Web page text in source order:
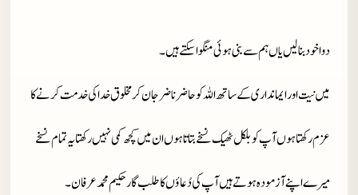
دوا خود بنا لیں یاں ہم سے بنی ہوئی منگوا سکتے ہیں۔
میں نیت اور ایمانداری کے ساتھ اللہ کو حاضر ناضر جان کر مخلوق خدا کی خدمت کرنے کا
عزم رکھتا ہوں آپ کو بلکل ٹھیک نسخے بتاتا ہوں ان میں کچھ کمی نہیں رکھتا یہ تمام نسخے
میرے اپنے آزمودہ ہوتے ہیں آپ کی دُعاؤں کا طلب گار حکیم محمد عرفان۔